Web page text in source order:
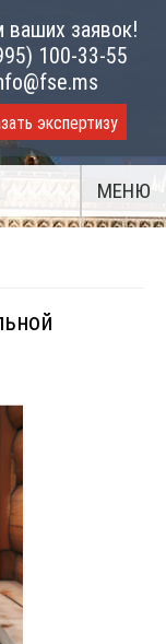
заявок!
100-33-55
экспертизу
МЕНЮ